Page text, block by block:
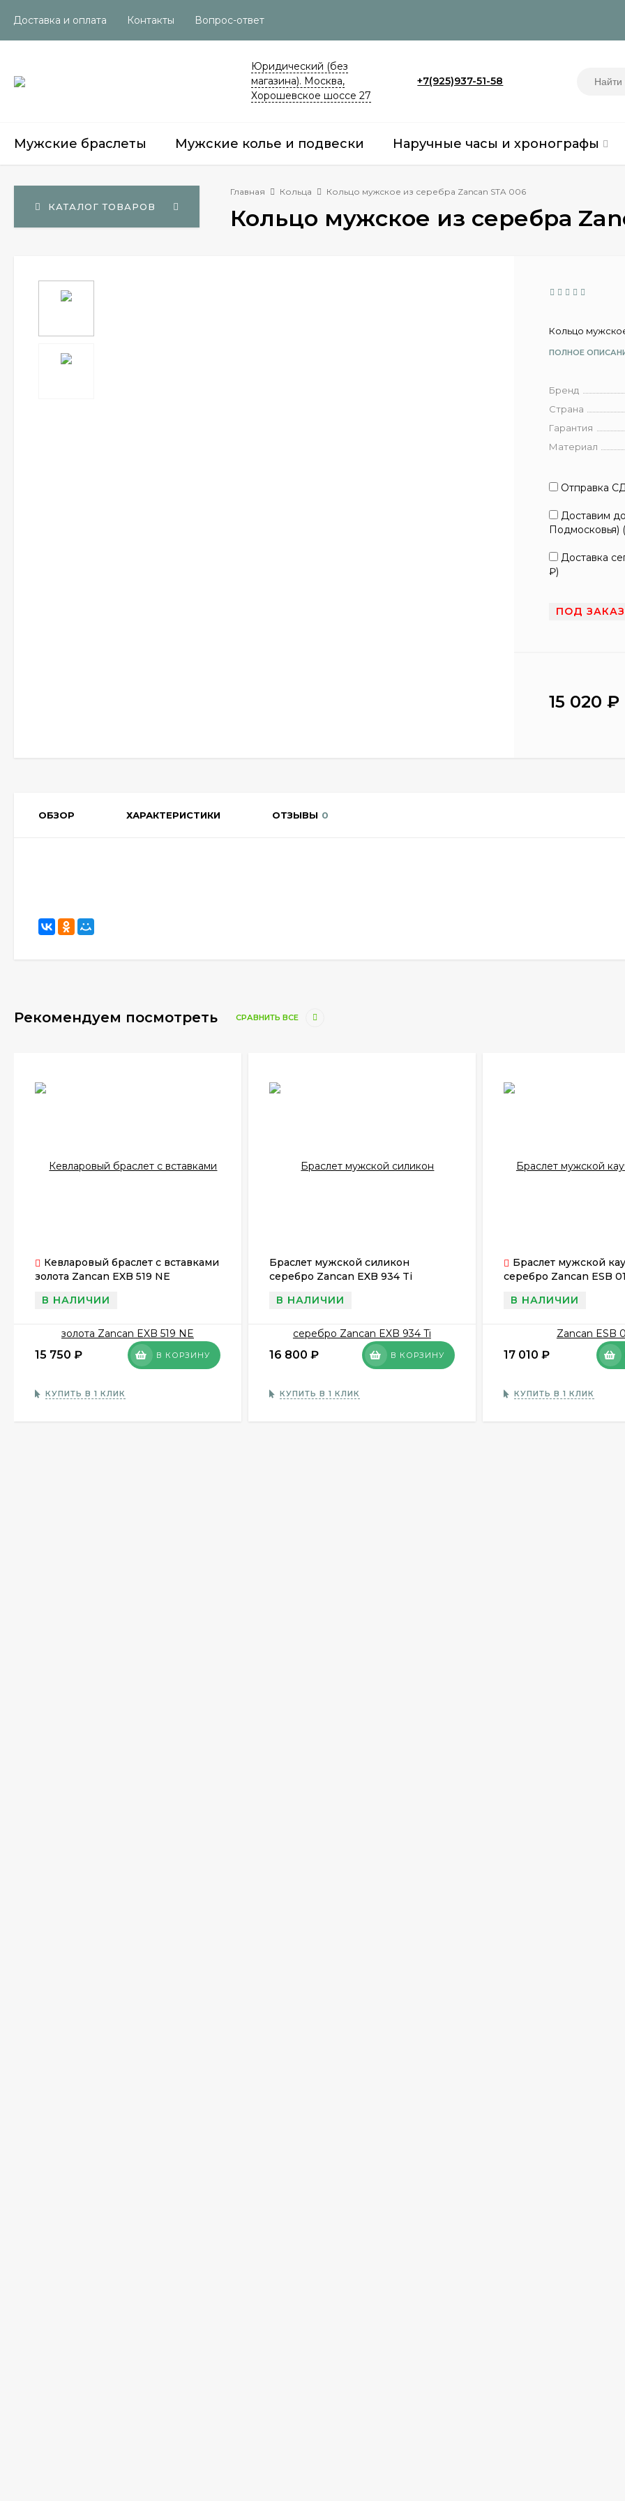
Доставка и оплата Контакты Вопрос-ответ
Юридический (без
магазина). Москва,
Хорошевское шоссе 27
+7(925)937-51-58
Мужские браслеты Мужские колье и подвески Наручные часы и хронографы
КАТАЛОГ ТОВАРОВ
Главная Кольца Кольцо мужское из серебра Zancan STA 006
Кольцо мужское из серебра
Кольцо
ПОЛНОЕ
Бренд
Страна
Гарантия
Материал
Отправка
Доставим
Подмосковья)
Доставка
₽)
ПОД ЗАКАЗ
15 020₽
ОБЗОР ХАРАКТЕРИСТИКИ ОТЗЫВЫ 0
Рекомендуем посмотреть СРАВНИТЬ ВСЕ
Кевларовый браслет с вставками
золота Zancan EXB 519 NE
В НАЛИЧИИ
15 750 ₽ В КОРЗИНУ
КУПИТЬ В 1 КЛИК
Браслет мужской силикон
серебро Zancan EXB 934 Ti
В НАЛИЧИИ
16 800 ₽ В КОРЗИНУ
КУПИТЬ В 1 КЛИК
Браслет мужской
серебро Zancan ESB
В НАЛИЧИИ
17 010 ₽
КУПИТЬ В 1 КЛИК